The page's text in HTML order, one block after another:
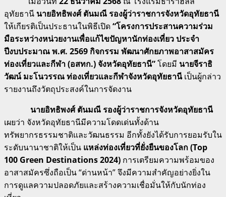
อุทัยธานี นายอิทธิพงศ์ ตันมณี รองผู้ว่าราชการจังหวัดอุทัยธานี
ให้เกียรติเป็นประธานในพิธีเปิด“โครงการประสานความร่วม
มือระหว่างหน่วยงานเพื่อแก้ไขปัญหานักท่องเที่ยว ประจำ
ปีงบประมาณ พ.ศ. 2569 กิจกรรม พัฒนาศักยภาพอาสาสมัคร
ท่องเที่ยวและกีฬา (อสทก.) จังหวัดอุทัยธานี”โดยมี นายจีราธิ
วัฒน์ มะโนวรรณ ท่องเที่ยวและกีฬาจังหวัดอุทัยธานีเป็นผู้กล่าว
รายงานถึงวัตถุประสงค์ในการจัดงาน
นายอิทธิพงศ์ ตันมณี รองผู้ว่าราชการจังหวัดอุทัยธานี
เผยว่า จังหวัดอุทัยธานีมีความโดดเด่นทั้งด้าน
ทรัพยากรธรรมชาติและวัฒนธรรม อีกทั้งยังได้รับการยอมรับใน
ระดับนานาชาติให้เป็น แหล่งท่องเที่ยวที่ยั่งยืนของโลก (Top
100 Green Destinations 2024) การเตรียมความพร้อมของ
อาสาสมัครซึ่งถือเป็น “ด่านหน้า” จึงมีความสำคัญอย่างยิ่งใน
การดูแลความปลอดภัยและสร้างความเชื่อมั่นให้กับนักท่อง